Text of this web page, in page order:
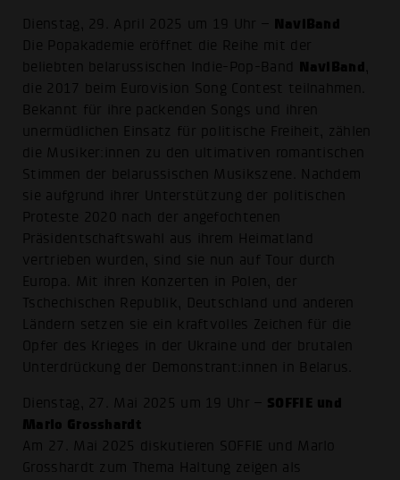
Dienstag, 29. April 2025 um 19 Uhr – NaviBand
Die Popakademie eröffnet die Reihe mit der
beliebten belarussischen Indie-Pop-Band NaviBand
die 2017 beim Eurovision Song Contest teilnahmen.
Bekannt für ihre packenden Songs und ihren
unermüdlichen Einsatz für politische Freiheit, zählen
die Musiker:innen zu den ultimativen romantischen
Stimmen der belarussischen Musikszene. Nachdem
sie aufgrund ihrer Unterstützung der politischen
Proteste 2020 nach der angefochtenen
Präsidentschaftswahl aus ihrem Heimatland
vertrieben wurden, sind sie nun auf Tour durch
Europa. Mit ihren Konzerten in Polen, der
Tschechischen Republik, Deutschland und anderen
Ländern setzen sie ein kraftvolles Zeichen für die
Opfer des Krieges in der Ukraine und der brutalen
Unterdrückung der Demonstrant:innen in Belarus.
Dienstag, 27. Mai 2025 um 19 Uhr – SOFFIE und
Marlo Grosshardt
Am 27. Mai 2025 diskutieren SOFFIE und Marlo
Grosshardt zum Thema Haltung zeigen als